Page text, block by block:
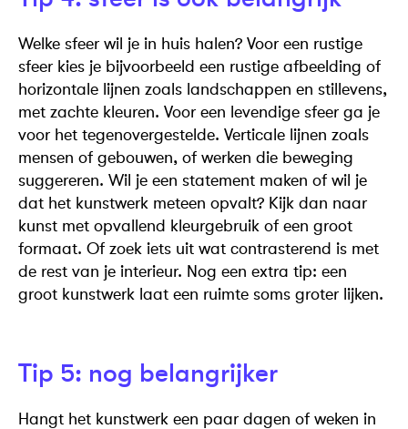
Welke sfeer wil je in huis halen? Voor een rustige
sfeer kies je bijvoorbeeld een rustige afbeelding of
horizontale lijnen zoals landschappen en stillevens,
met zachte kleuren. Voor een levendige sfeer ga je
voor het tegenovergestelde. Verticale lijnen zoals
mensen of gebouwen, of werken die beweging
suggereren. Wil je een statement maken of wil je
dat het kunstwerk meteen opvalt? Kijk dan naar
kunst met opvallend kleurgebruik of een groot
formaat. Of zoek iets uit wat contrasterend is met
de rest van je interieur. Nog een extra tip: een
groot kunstwerk laat een ruimte soms groter lijken.
Tip 5: nog belangrijker
Hangt het kunstwerk een paar dagen of weken in